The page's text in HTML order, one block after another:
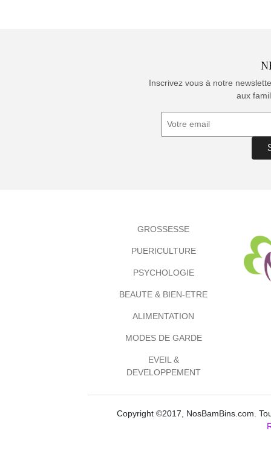
Inscrivez vous à notre
aux
GROSSESSE
PUERICULTURE
PSYCHOLOGIE
BEAUTE & BIEN-ETRE
ALIMENTATION
MODES DE GARDE
EVEIL &
DEVELOPPEMENT
Copyright ©2017, NosBamBins.com.